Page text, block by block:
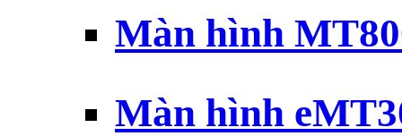
Màn hình
Màn hình